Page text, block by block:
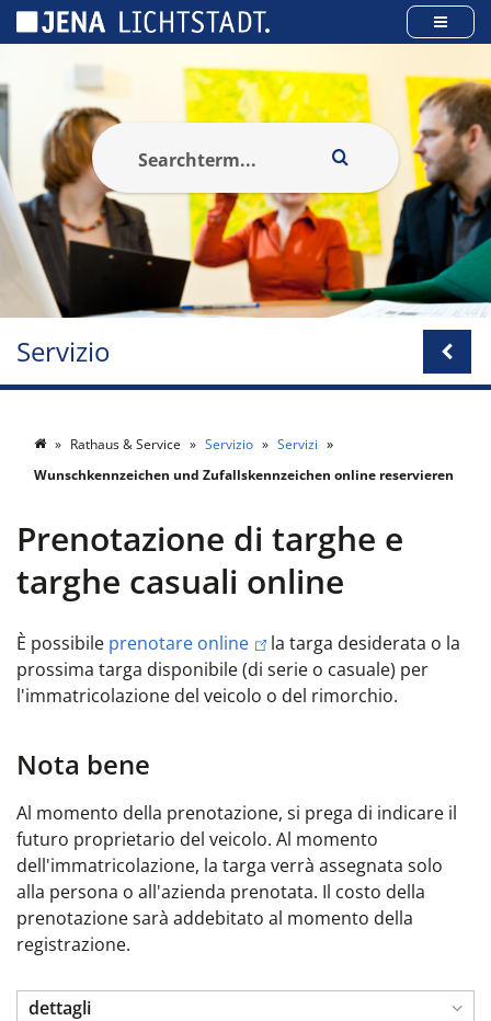
Servizio
Rathaus & Service Servizio
Servizi
Wunschkennzeichen und Zufallskennzeichen online reservieren
Prenotazione di targhe e
targhe casuali online
È possibile prenotare online
la targa desiderata o la
prossima targa disponibile (di serie o casuale) per
l'immatricolazione del veicolo o del rimorchio.
Nota bene
Al momento della prenotazione, si prega di indicare il
futuro proprietario del veicolo. Al momento
dell'immatricolazione, la targa verrà assegnata solo
alla persona o all'azienda prenotata. Il costo della
prenotazione sarà addebitato al momento della
registrazione.
dettagli
Pannello di gestione dei cookies